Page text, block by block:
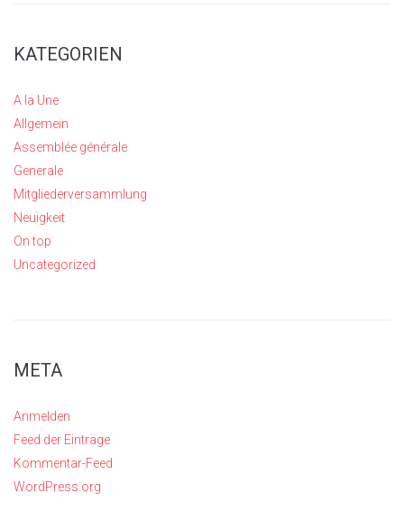
KATEGORIEN
A la Une
Allgemein
Assemblée générale
Generale
Mitgliederversammlung
Neuigkeit
On top
Uncategorized
META
Anmelden
Feed der Einträge
Kommentar-Feed
WordPress.org